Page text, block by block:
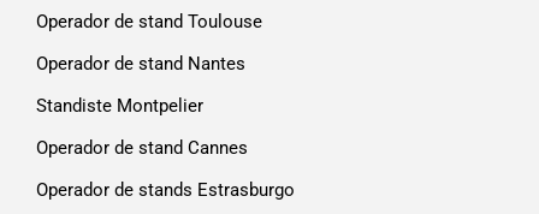
Operador de stand Toulouse
Operador de stand Nantes
Standiste Montpelier
Operador de stand Cannes
Operador de stands Estrasburgo